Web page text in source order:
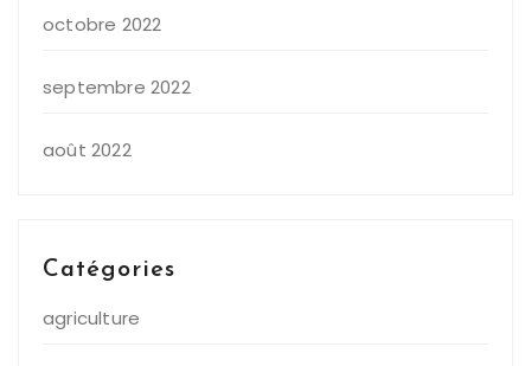
octobre 2022
septembre 2022
août 2022
Catégories
agriculture